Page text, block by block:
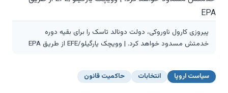
پیروزی کارول ناوروکی، دولت دونالد تاسک را برای بقیه دوره
خدمتش مسدود خواهد کرد. | وویچک یارگیلو/EFE از طریق EPA
سیاست اروپا انتخابات حاکمیت قانون